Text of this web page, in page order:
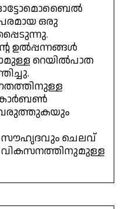
ഓട്ടോമൊബൈൽ
ഒരു
ഉൽപ്പന്നങ്ങൾ
റെയിൽപാത
വരുത്തുകയും
സൗഹൃദവും ചെലവ്
വികസനത്തിനുമുള്ള